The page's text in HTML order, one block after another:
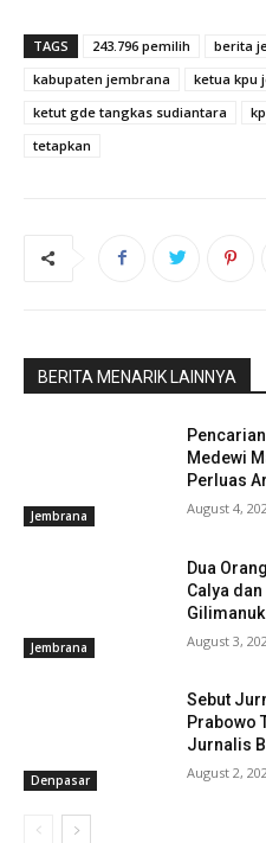
TAGS 243.796 pemilih berita
kabupaten jembrana
ketua kpu
ketut gde tangkas sudiantara
tetapkan
BERITA MENARIK LAINNYA
Jembrana
Medewi
Perluas
August 4,
Jembrana
Dua
Calya
Gilimanuk
August 3,
Denpasar
Sebut
Prabowo
Jurnalis
August 2,